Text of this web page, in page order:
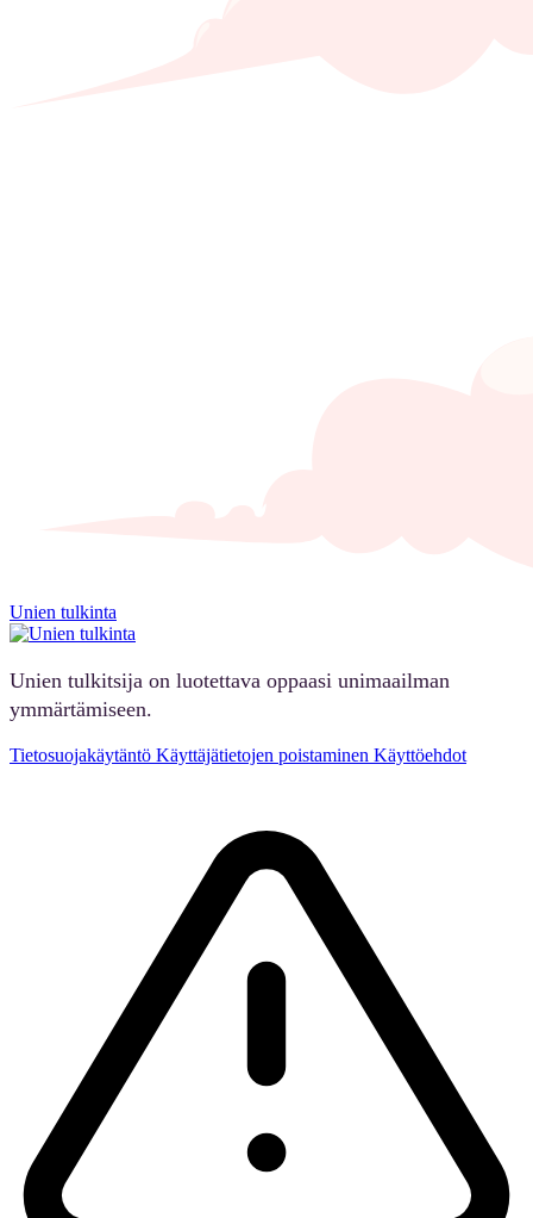
Unien tulkinta
Unien tulkitsija on luotettava oppaasi unimaailman
ymmärtämiseen.
Tietosuojakäytäntö Käyttäjätietojen poistaminen Käyttöehdot